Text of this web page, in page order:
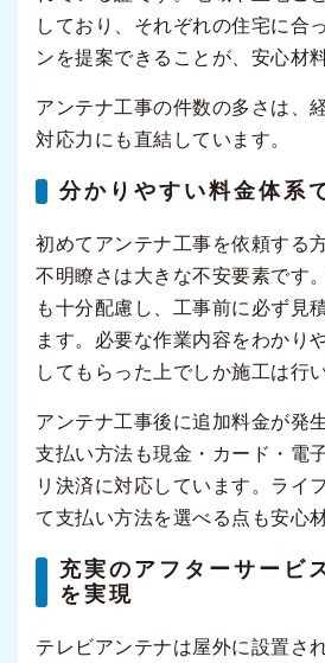
しており、それぞれの住宅に合
ンを提案できることが、安心材
アンテナ工事の件数の多さは、
対応力にも直結しています。
分かりやすい料金体系
初めてアンテナ工事を依頼する
不明瞭さは大きな不安要素です
も十分配慮し、工事前に必ず見
ます。必要な作業内容をわかり
してもらった上でしか施工は行
アンテナ工事後に追加料金が発
支払い方法も現金・カード・電
リ決済に対応しています。ライ
て支払い方法を選べる点も安心
充実のアフターサービ
を実現
テレビアンテナは屋外に設置さ